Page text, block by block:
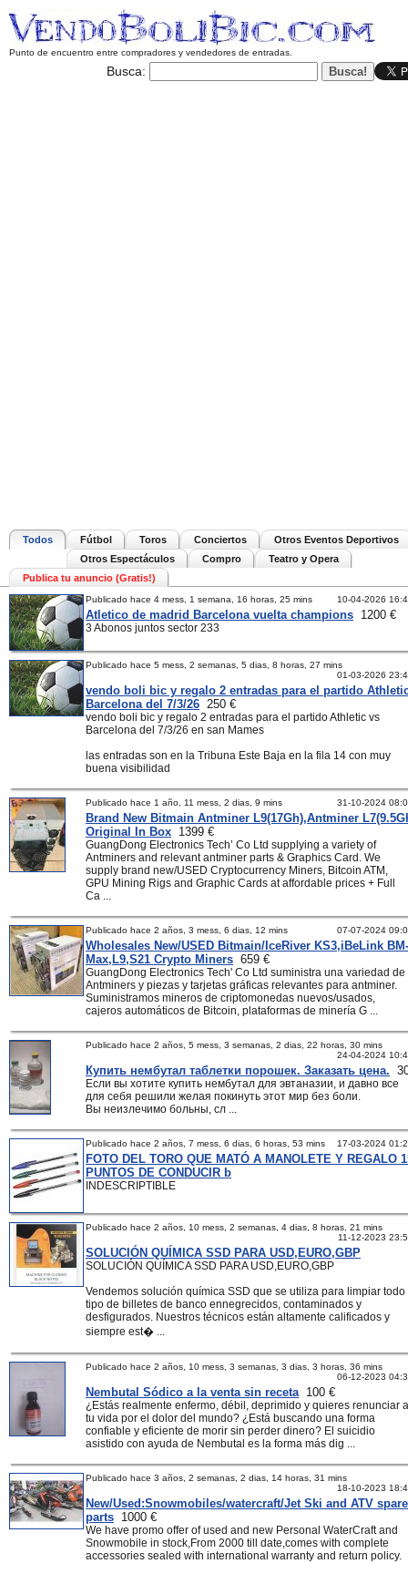
Punto de encuentro entre compradores y vendedores de entradas.
Busca:
Todos Fútbol Toros Conciertos
Otros Eventos Deportivos
Otros Espectáculos
Compro
Teatro y Opera
Publica tu anuncio (Gratis!)
Publicado hace 4 mess, 1 semana, 16 horas, 25 mins 10-04-2026
Atletico de madrid Barcelona vuelta champions 1200 €
3 Abonos juntos sector 233
Publicado hace 5 mess, 2 semanas, 5 dias, 8 horas, 27 mins
01-03-2026
vendo boli bic y regalo 2 entradas para el partido
Barcelona del 7/3/26 250 €
vendo boli bic y regalo 2 entradas para el partido Athletic vs
Barcelona del 7/3/26 en san Mames
las entradas son en la Tribuna Este Baja en la fila 14 con muy
buena visibilidad
Publicado hace 1 año, 11 mess, 2 dias, 9 mins 31-10-2024
Brand New Bitmain Antminer L9(17Gh),Antminer
Original In Box 1399 €
GuangDong Electronics Tech’ Co Ltd supplying a variety of
Antminers and relevant antminer parts & Graphics Card. We
supply brand new/USED Cryptocurrency Miners, Bitcoin ATM,
GPU Mining Rigs and Graphic Cards at affordable prices + Full
Ca ...
Publicado hace 2 años, 3 mess, 6 dias, 12 mins 07-07-2024
Wholesales New/USED Bitmain/IceRiver KS3,iBeLink
Max,L9,S21 Crypto Miners 659 €
GuangDong Electronics Tech' Co Ltd suministra una variedad de
Antminers y piezas y tarjetas gráficas relevantes para antminer.
Suministramos mineros de criptomonedas nuevos/usados,
cajeros automáticos de Bitcoin, plataformas de minería G ...
Publicado hace 2 años, 5 mess, 3 semanas, 2 dias, 22 horas, 30 mins
24-04-2024
Купить нембутал таблетки порошек. Заказать цена.
Если вы хотите купить нембутал для эвтаназии, и давно все
для себя решили желая покинуть этот мир без боли.
Вы неизлечимо больны, сл ...
Publicado hace 2 años, 7 mess, 6 dias, 6 horas, 53 mins 17-03-2024
FOTO DEL TORO QUE MATÓ A MANOLETE Y REGALO
PUNTOS DE CONDUCIR b
INDESCRIPTIBLE
Publicado hace 2 años, 10 mess, 2 semanas, 4 dias, 8 horas, 21 mins
11-12-2023
SOLUCIÓN QUÍMICA SSD PARA USD,EURO,GBP
SOLUCIÓN QUÍMICA SSD PARA USD,EURO,GBP
Vendemos solución química SSD que se utiliza para limpiar todo
tipo de billetes de banco ennegrecidos, contaminados y
desfigurados. Nuestros técnicos están altamente calificados y
siempre est� ...
Publicado hace 2 años, 10 mess, 3 semanas, 3 dias, 3 horas, 36 mins
06-12-2023
Nembutal Sódico a la venta sin receta100 €
¿Estás realmente enfermo, débil, deprimido y quieres renunciar a
tu vida por el dolor del mundo? ¿Está buscando una forma
confiable y eficiente de morir sin perder dinero? El suicidio
asistido con ayuda de Nembutal es la forma más dig ...
Publicado hace 3 años, 2 semanas, 2 dias, 14 horas, 31 mins
18-10-2023
New/Used:Snowmobiles/watercraft/Jet Ski and ATV spare
parts 1000 €
We have promo offer of used and new Personal WaterCraft and
Snowmobile in stock,From 2000 till date,comes with complete
accessories sealed with international warranty and return policy.